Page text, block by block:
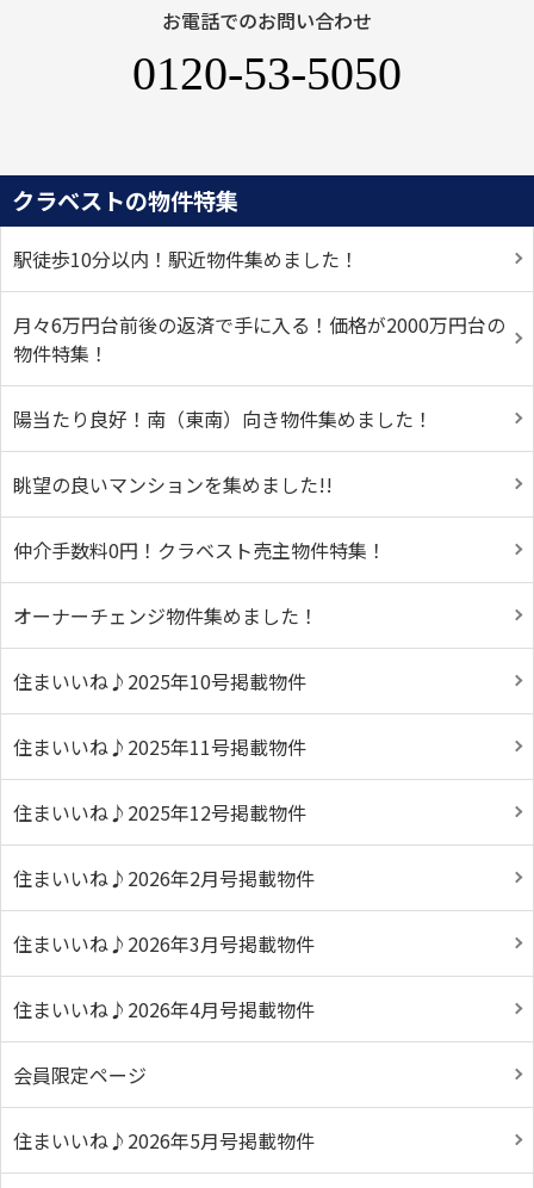
お電話でのお問い合わせ
0120-53-5050
クラベストの物件特集
駅徒歩10分以内！駅近物件集めました！
月々6万円台前後の返済で手に入る！価格が2000万円台の
物件特集！
陽当たり良好！南（東南）向き物件集めました！
眺望の良いマンションを集めました!!
仲介手数料0円！クラベスト売主物件特集！
オーナーチェンジ物件集めました！
住まいいね♪2025年10号掲載物件
住まいいね♪2025年11号掲載物件
住まいいね♪2025年12号掲載物件
住まいいね♪2026年2月号掲載物件
住まいいね♪2026年3月号掲載物件
住まいいね♪2026年4月号掲載物件
会員限定ページ
住まいいね♪2026年5月号掲載物件